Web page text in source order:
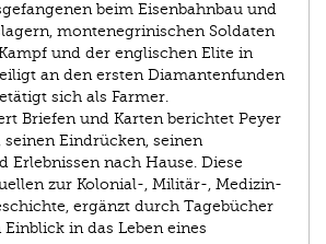
beim Eisenbahnbau und
montenegrinischen Soldaten
und der englischen Elite in
an den ersten Diamantenfunden
sich als Farmer.
Briefen und Karten berichtet Peyer
Eindrücken, seinen
Erlebnissen nach Hause. Diese
zur Kolonial-, Militär-, Medizin-
ergänzt durch Tagebücher
in das Leben eines